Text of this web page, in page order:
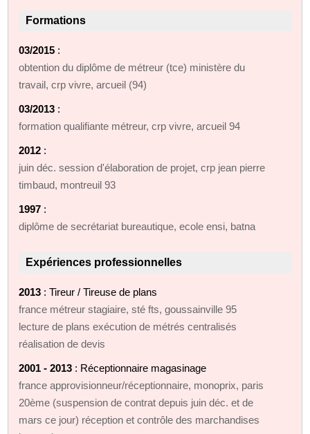
Formations
03/2015 :
obtention du diplôme de métreur (tce) ministère du
travail, crp vivre, arcueil (94)
03/2013 :
formation qualifiante métreur, crp vivre, arcueil 94
2012 :
juin déc. session d'élaboration de projet, crp jean pierre
timbaud, montreuil 93
1997 :
diplôme de secrétariat bureautique, ecole ensi, batna
Expériences professionnelles
2013 : Tireur / Tireuse de plans
france métreur stagiaire, sté fts, goussainville 95
lecture de plans exécution de métrés centralisés
réalisation de devis
2001 - 2013 : Réceptionnaire magasinage
france approvisionneur/réceptionnaire, monoprix, paris
20ème (suspension de contrat depuis juin déc. et de
mars ce jour) réception et contrôle des marchandises